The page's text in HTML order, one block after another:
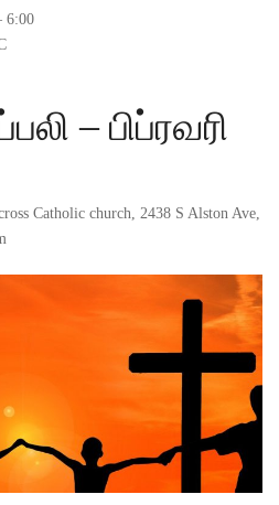
6:00
– பிப்ரவரி
Catholic church, 2438 S Alston Ave,